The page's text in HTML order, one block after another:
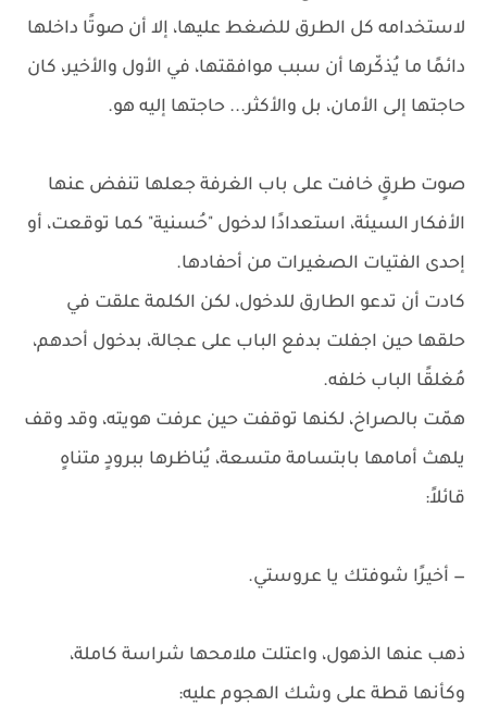
لاستخدامه كل الطرق للضغط عليها، إلا أن صوتًا داخلها
دائمًا ما يُذكّرها أن سبب موافقتها، في الأول والأخير، كان
حاجتها إلى الأمان، بل والأكثر... حاجتها إليه هو.
صوت طرقٍ خافت على باب الغرفة جعلها تنفض عنها
الأفكار السيئة، استعدادًا لدخول "حُسنية" كما توقعت، أو
إحدى الفتيات الصغيرات من أحفادها.
كادت أن تدعو الطارق للدخول، لكن الكلمة علقت في
حلقها حين اجفلت بدفع الباب على عجالة، بدخول أحدهم،
مُغلقًا الباب خلفه.
همّت بالصراخ، لكنها توقفت حين عرفت هويته، وقد وقف
يلهث أمامها بابتسامة متسعة، يُناظرها ببرودٍ متناهٍ
قائلاً:
— أخيرًا شوفتك يا عروستي.
ذهب عنها الذهول، واعتلت ملامحها شراسة كاملة،
وكأنها قطة على وشك الهجوم عليه: